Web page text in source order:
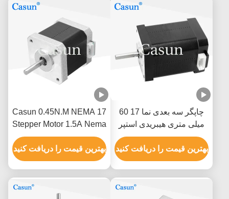
چاپگر سه بعدی نما 17 60
میلی متری هیبریدی استپر
موتور 0.5A 0.78N.M 2 فاز
بهترین قیمت را دریافت کنید
Casun 0.45N.M NEMA 17
Stepper Motor 1.5A Nema
17 48mm 2 Phase 1.8
Degree
بهترین قیمت را دریافت کنید